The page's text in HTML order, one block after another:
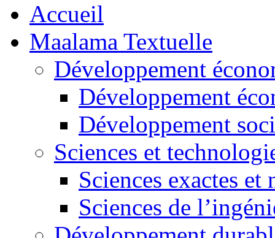
Accueil
Maalama Textuelle
Développement
Développement
Développement
Sciences et
Sciences exactes et
Sciences de